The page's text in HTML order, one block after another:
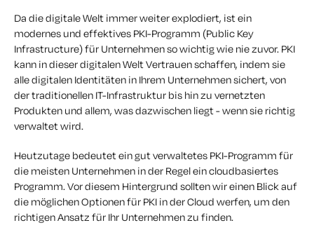
Da die digitale Welt immer weiter explodiert, ist ein
modernes und effektives PKI-Programm (Public Key
Infrastructure) für Unternehmen so wichtig wie nie zuvor. PKI
kann in dieser digitalen Welt Vertrauen schaffen, indem sie
alle digitalen Identitäten in Ihrem Unternehmen sichert, von
der traditionellen IT-Infrastruktur bis hin zu vernetzten
Produkten und allem, was dazwischen liegt - wenn sie richtig
verwaltet wird.
Heutzutage bedeutet ein gut verwaltetes PKI-Programm für
die meisten Unternehmen in der Regel ein cloudbasiertes
Programm. Vor diesem Hintergrund sollten wir einen Blick auf
die möglichen Optionen für PKI in der Cloud werfen, um den
richtigen Ansatz für Ihr Unternehmen zu finden.